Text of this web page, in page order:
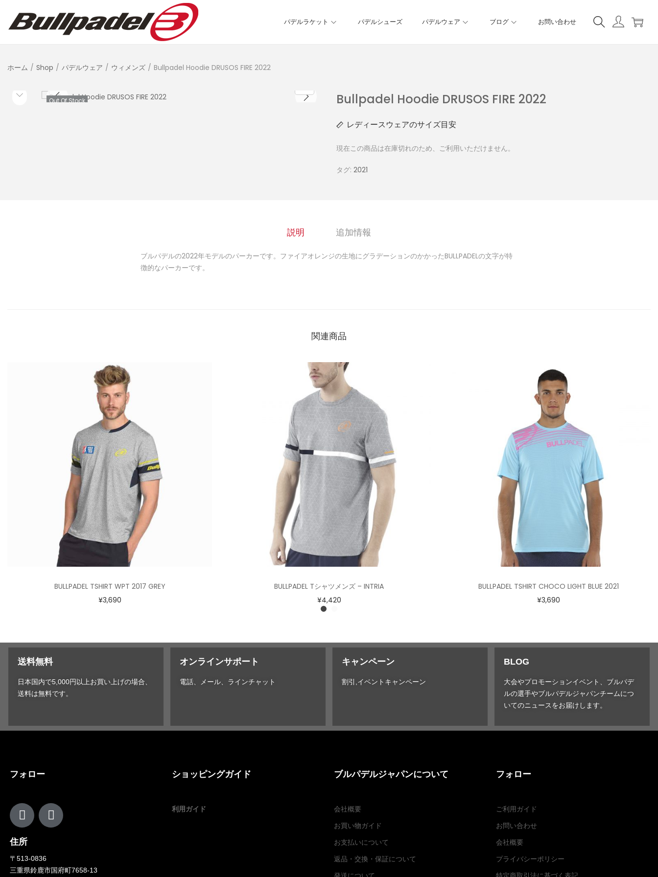
パデルラケット パデルシューズ パデルウェア ブログ お問い合わせ
ホーム / Shop / パデルウェア / ウィメンズ / Bullpadel Hoodie DRUSOS FIRE 2022
Out Of Stock Bullpadel Hoodie DRUSOS FIRE 2022
レディースウェアのサイズ目安
現在この商品は在庫切れのため、ご利用いただけません。
タグ: 2021
説明 追加情報
ブルパデルの2022年モデルのパーカーです。ファイアオレンジの生地にグラデーションのかかったBULLPADELの文字が特
徴的なパーカーです。
関連商品
BULLPADEL TSHIRT WPT 2017 GREY
¥3,690
BULLPADEL Tシャツメンズ – INTRIA
¥4,420
BULLPADEL TSHIRT CHOCO LIGHT BLUE 2021
¥3,690
送料無料
日本国内で5,000円以上お買い上げの場合、
送料は無料です。
オンラインサポート
電話、メール、ラインチャット
キャンペーン
割引,イベントキャンペーン
BLOG
大会やプロモーションイベント、ブルパデ
ルの選手やブルパデルジャパンチームにつ
いてのニュースをお届けします。
フォロー
住所
〒513-0836
三重県鈴鹿市国府町7658-13
ショッピングガイド
利用ガイド
ブルパデルジャパンについて
会社概要
お買い物ガイド
お支払いについて
返品・交換 ・ 保証について
発送について
フォロー
ご利用ガイド
お問い合わせ
会社概要
プライバシーポリシー
特定商取引法に基づく表記